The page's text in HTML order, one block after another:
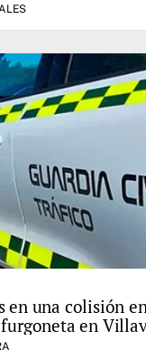
en una colisión
en